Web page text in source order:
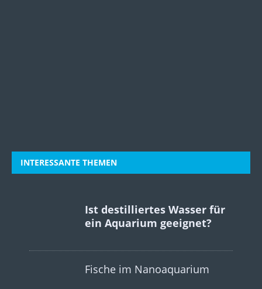
INTERESSANTE THEMEN
Ist destilliertes Wasser für
ein Aquarium geeignet?
Fische im Nanoaquarium